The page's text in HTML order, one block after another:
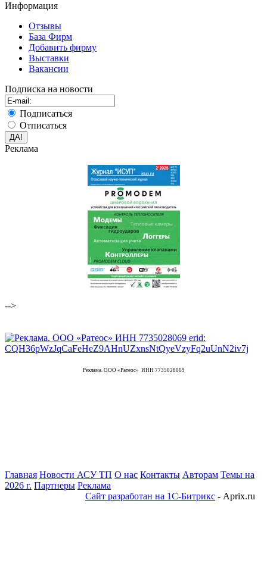
Информация
Отзывы
База Фирм
Добавить фирму
Выставки
Вакансии
Подписка на новости
Подписаться
Отписаться
Реклама
-->
Реклама. ООО «Ратеос» ИНН 7735028069
Главная Новости АСУ ТП О нас Контакты Авторам Темы на
2026 г. Партнеры Реклама
Сайт разработан на 1С-Битрикс - Aprix.ru